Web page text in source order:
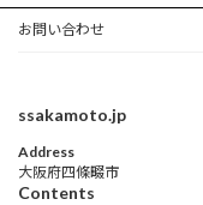
お問い合わせ
ssakamoto.jp
Address
大阪府四條畷市
Contents